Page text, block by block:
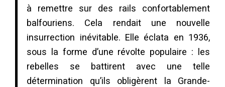
à remettre sur des rails confortablement
balfouriens. Cela rendait une nouvelle
insurrection inévitable. Elle éclata en 1936,
sous la forme d’une révolte populaire : les
rebelles se battirent avec une telle
détermination qu’ils obligèrent la Grande-